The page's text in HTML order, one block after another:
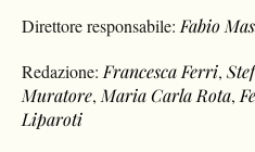
Direttore responsabile: Fabio
Redazione: Francesca Ferri,
Muratore, Maria Carla Rota,
Liparoti